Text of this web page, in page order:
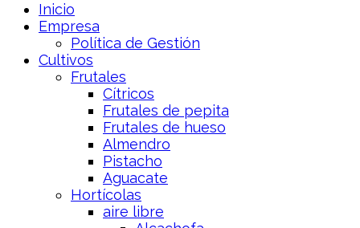
Inicio
Empresa
Política de Gestión
Cultivos
Frutales
Cítricos
Frutales de pepita
Frutales de hueso
Almendro
Pistacho
Aguacate
Hortícolas
aire libre